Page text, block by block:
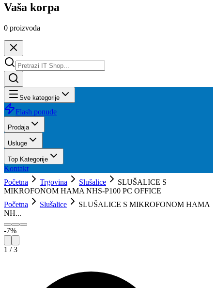
Vaša korpa
0 proizvoda
Sve kategorije
Flash ponude
Prodaja
Usluge
Top Kategorije
Kontakt
Početna
Trgovina Slušalice
SLUŠALICE S
MIKROFONOM HAMA NHS-P100 PC OFFICE
Početna
Slušalice
SLUŠALICE S MIKROFONOM HAMA
NH...
-7%
1 /3